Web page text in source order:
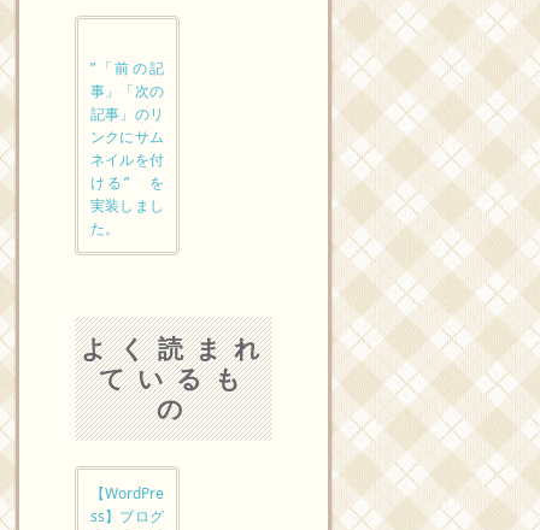
”「前の記
事」「次の
記事」のリ
ンクにサム
ネイルを付
ける” を
実装しまし
た。
よく読まれ
ているも
の
【WordPre
ss】ブログ